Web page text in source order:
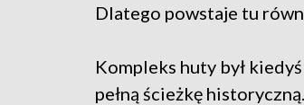
Dlatego powstaje tu
Kompleks huty był
pełną ścieżkę